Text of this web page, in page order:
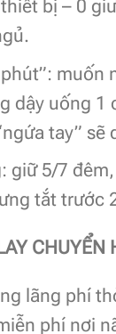
bị – 0
muốn
dậy uống
tay” sẽ
giữ 5/7
tắt trước
CHUYỂN
lãng phí
phí nơi